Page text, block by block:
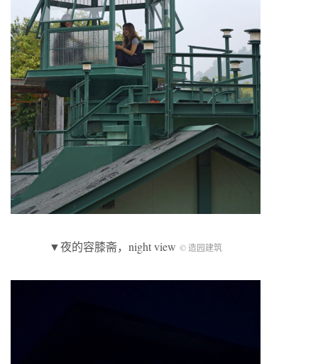
▼夜的容膝斋，night view © 造园建筑